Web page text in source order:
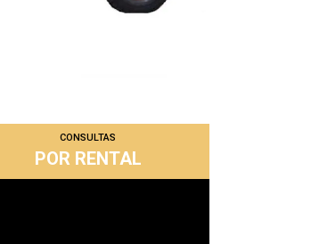
CONSULTAS
POR RENTAL